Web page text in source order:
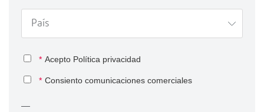
* Acepto Política privacidad
* Consiento comunicaciones comerciales